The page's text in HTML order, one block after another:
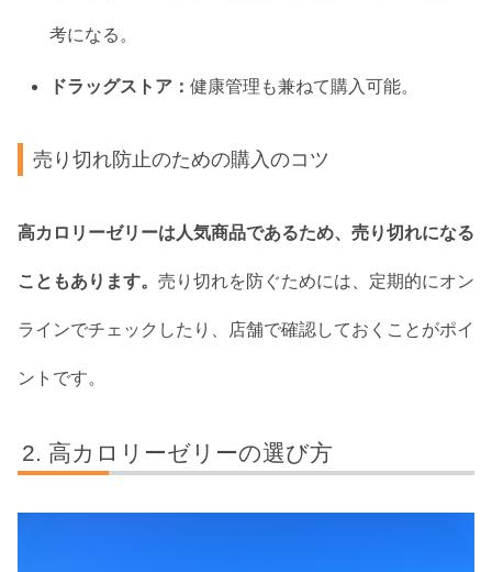
考になる。
ドラッグストア：健康管理も兼ねて購入可能。
売り切れ防止のための購入のコツ
高カロリーゼリーは人気商品であるため、売り切れになる
こともあります。 売り切れを防ぐためには、定期的にオン
ラインでチェックしたり、店舗で確認しておくことがポイ
ントです。
高カロリーゼリーの選び方